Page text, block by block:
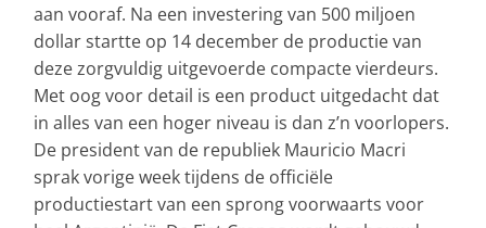
aan vooraf. Na een investering van 500 miljoen
dollar startte op 14 december de productie van
deze zorgvuldig uitgevoerde compacte vierdeurs.
Met oog voor detail is een product uitgedacht dat
in alles van een hoger niveau is dan z’n voorlopers.
De president van de republiek Mauricio Macri
sprak vorige week tijdens de officiële
productiestart van een sprong voorwaarts voor